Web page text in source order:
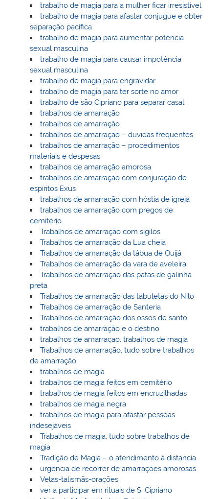
trabalho de magia para a mulher ficar irresistível
trabalho de magia para afastar conjugue e obter
separação pacifica
trabalho de magia para aumentar potencia
sexual masculina
trabalho de magia para causar impotência
sexual masculina
trabalho de magia para engravidar
trabalho de magia para ter sorte no amor
trabalho de são Cipriano para separar casal
trabalhos de amarração
trabalhos de amarração
trabalhos de amarração – duvidas frequentes
trabalhos de amarração – procedimentos
materiais e despesas
trabalhos de amarração amorosa
trabalhos de amarração com conjuração de
espíritos Exus
trabalhos de amarração com hóstia de igreja
trabalhos de amarração com pregos de
cemitério
Trabalhos de amarração com sigilos
Trabalhos de amarração da Lua cheia
Trabalhos de amarração da tábua de Ouijá
Trabalhos de amarração da vara de aveleira
Trabalhos de amarraçao das patas de galinha
preta
Trabalhos de amarração das tabuletas do Nilo
Trabalhos de amarração de Santeria
Trabalhos de amarração dos ossos de santo
trabalhos de amarração e o destino
trabalhos de amarraçao, trabalhos de magia
Trabalhos de amarração, tudo sobre trabalhos
de amarração
trabalhos de magia
trabalhos de magia feitos em cemitério
trabalhos de magia feitos em encruzilhadas
trabalhos de magia negra
trabalhos de magia para afastar pessoas
indesejáveis
Trabalhos de magia, tudo sobre trabalhos de
magia
Tradição de Magia – o atendimento á distancia
urgência de recorrer de amarrações amorosas
Velas-talismãs-orações
ver a participar em rituais de S. Cipriano